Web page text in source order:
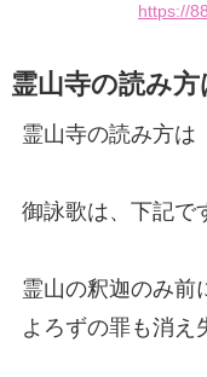
https://
霊山寺の読み方
霊山寺の読み方は
御詠歌は、下記で
霊山の釈迦のみ前
よろずの罪も消え